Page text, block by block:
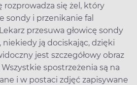
rozprowadza się żel, który
sondy i przenikanie fal
przesuwa głowicę sondy
ją dociskając, dzięki
jest szczegółowy obraz
spostrzeżenia są na
i w postaci zdjęć zapisywane